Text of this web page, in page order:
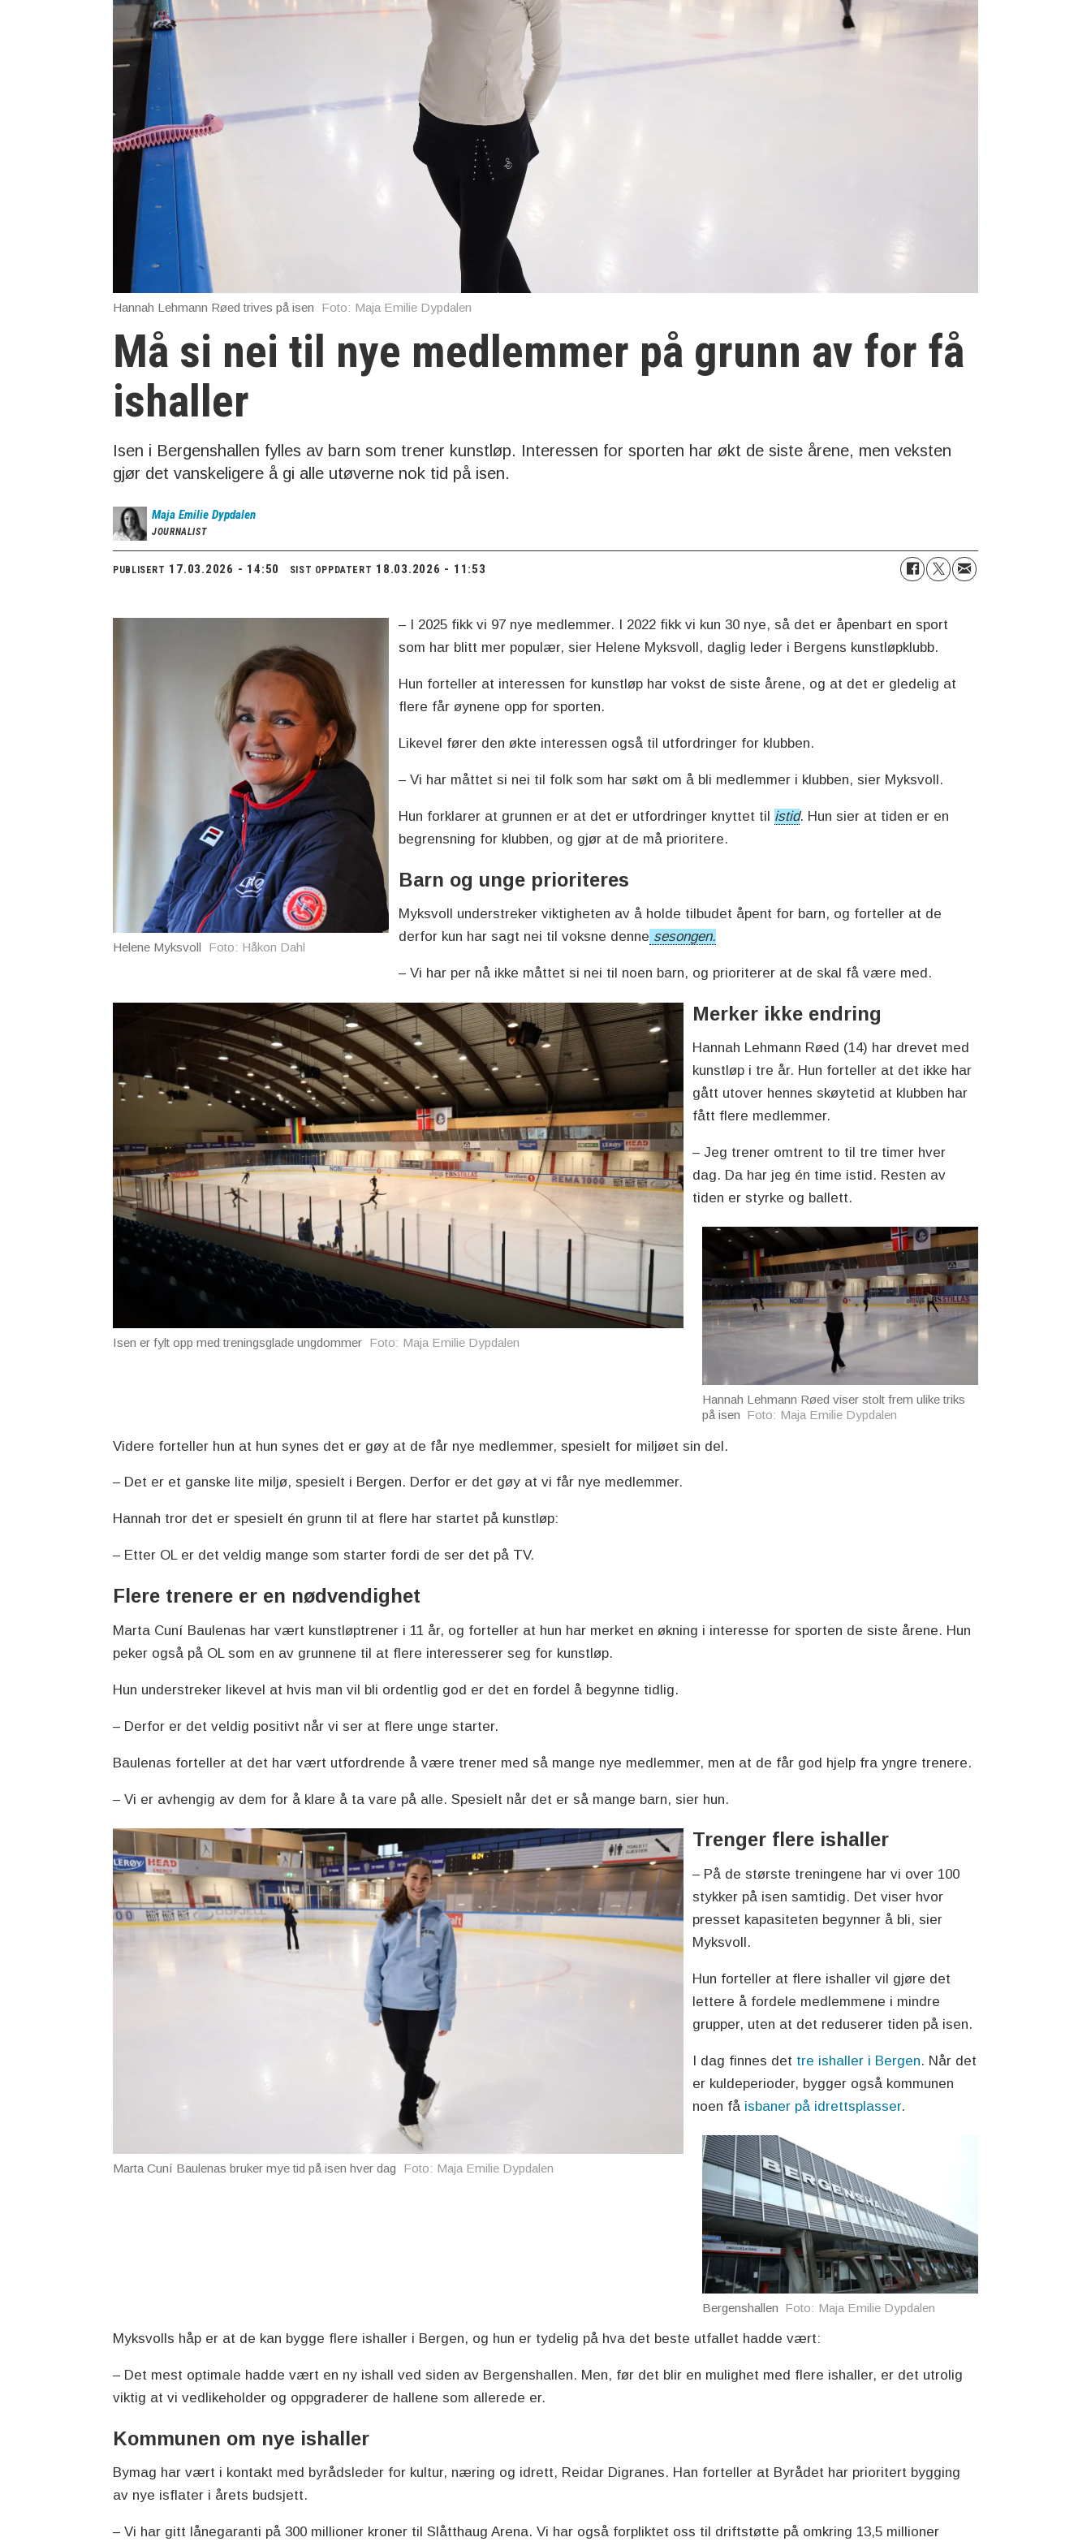
Hannah Lehmann Røed trives på isen Foto: Maja Emilie Dypdalen
Må si nei til nye medlemmer på grunn av for få
ishaller
Isen i Bergenshallen fylles av barn som trener kunstløp. Interessen for sporten har økt de siste årene, men veksten
gjør det vanskeligere å gi alle utøverne nok tid på isen.
Maja Emilie Dypdalen
JOURNALIST
PUBLISERT 17.03.2026 - 14:50 SIST OPPDATERT 18.03.2026 - 11:53
Helene Myksvoll Foto: Håkon Dahl
– I 2025 fikk vi 97 nye medlemmer. I 2022 fikk vi kun 30 nye, så det er åpenbart en sport
som har blitt mer populær, sier Helene Myksvoll, daglig leder i Bergens kunstløpklubb.
Hun forteller at interessen for kunstløp har vokst de siste årene, og at det er gledelig at
flere får øynene opp for sporten.
Likevel fører den økte interessen også til utfordringer for klubben.
– Vi har måttet si nei til folk som har søkt om å bli medlemmer i klubben, sier Myksvoll.
Hun forklarer at grunnen er at det er utfordringer knyttet til istid. Hun sier at tiden er en
begrensning for klubben, og gjør at de må prioritere.
Barn og unge prioriteres
Myksvoll understreker viktigheten av å holde tilbudet åpent for barn, og forteller at de
derfor kun har sagt nei til voksne denne sesongen.
– Vi har per nå ikke måttet si nei til noen barn, og prioriterer at de skal få være med.
Isen er fylt opp med treningsglade ungdommer Foto: Maja Emilie Dypdalen
Merker ikke endring
Hannah Lehmann Røed (14) har drevet med
kunstløp i tre år. Hun forteller at det ikke har
gått utover hennes skøytetid at klubben har
fått flere medlemmer.
– Jeg trener omtrent to til tre timer hver
dag. Da har jeg én time istid. Resten av
tiden er styrke og ballett.
Hannah Lehmann Røed viser stolt frem ulike triks
på isen Foto: Maja Emilie Dypdalen
Videre forteller hun at hun synes det er gøy at de får nye medlemmer, spesielt for miljøet sin del.
– Det er et ganske lite miljø, spesielt i Bergen. Derfor er det gøy at vi får nye medlemmer.
Hannah tror det er spesielt én grunn til at flere har startet på kunstløp:
– Etter OL er det veldig mange som starter fordi de ser det på TV.
Flere trenere er en nødvendighet
Marta Cuní Baulenas har vært kunstløptrener i 11 år, og forteller at hun har merket en økning i interesse for sporten de siste årene. Hun
peker også på OL som en av grunnene til at flere interesserer seg for kunstløp.
Hun understreker likevel at hvis man vil bli ordentlig god er det en fordel å begynne tidlig.
– Derfor er det veldig positivt når vi ser at flere unge starter.
Baulenas forteller at det har vært utfordrende å være trener med så mange nye medlemmer, men at de får god hjelp fra yngre trenere.
– Vi er avhengig av dem for å klare å ta vare på alle. Spesielt når det er så mange barn, sier hun.
Marta Cuní Baulenas bruker mye tid på isen hver dag Foto: Maja Emilie Dypdalen
Trenger flere ishaller
– På de største treningene har vi over 100
stykker på isen samtidig. Det viser hvor
presset kapasiteten begynner å bli, sier
Myksvoll.
Hun forteller at flere ishaller vil gjøre det
lettere å fordele medlemmene i mindre
grupper, uten at det reduserer tiden på isen.
I dag finnes det tre ishaller i Bergen. Når det
er kuldeperioder, bygger også kommunen
noen få isbaner på idrettsplasser.
Bergenshallen Foto: Maja Emilie Dypdalen
Myksvolls håp er at de kan bygge flere ishaller i Bergen, og hun er tydelig på hva det beste utfallet hadde vært:
– Det mest optimale hadde vært en ny ishall ved siden av Bergenshallen. Men, før det blir en mulighet med flere ishaller, er det utrolig
viktig at vi vedlikeholder og oppgraderer de hallene som allerede er.
Kommunen om nye ishaller
Bymag har vært i kontakt med byrådsleder for kultur, næring og idrett, Reidar Digranes. Han forteller at Byrådet har prioritert bygging
av nye isflater i årets budsjett.
– Vi har gitt lånegaranti på 300 millioner kroner til Slåtthaug Arena. Vi har også forpliktet oss til driftstøtte på omkring 13,5 millioner